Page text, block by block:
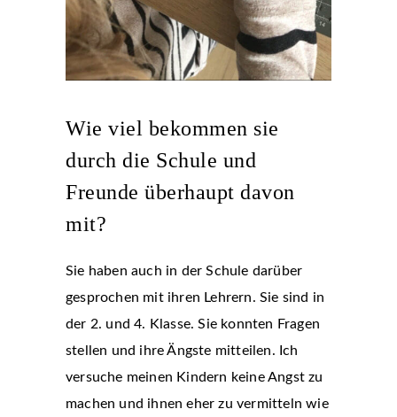
Wie viel bekommen sie
durch die Schule und
Freunde überhaupt davon
mit?
Sie haben auch in der Schule darüber
gesprochen mit ihren Lehrern. Sie sind in
der 2. und 4. Klasse. Sie konnten Fragen
stellen und ihre Ängste mitteilen. Ich
versuche meinen Kindern keine Angst zu
machen und ihnen eher zu vermitteln wie